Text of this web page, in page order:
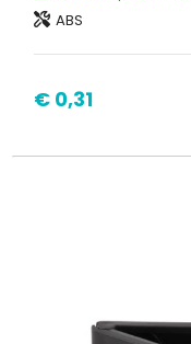
ABS
€ 0,31